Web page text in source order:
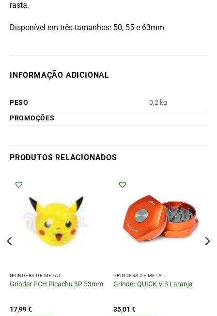
rasta.
Disponível em três tamanhos: 50, 55 e 63mm
INFORMAÇÃO ADICIONAL
PESO
0,2 kg
PROMOÇÕES
PRODUTOS RELACIONADOS
GRINDERS DE METAL
Grinder PCH Picachu 3P 53mm
17,99€
GRINDERS DE METAL
Grinder QUICK V.3 Laranja
35,01 €